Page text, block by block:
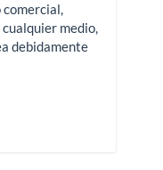
comercial,
medio,
debidamente